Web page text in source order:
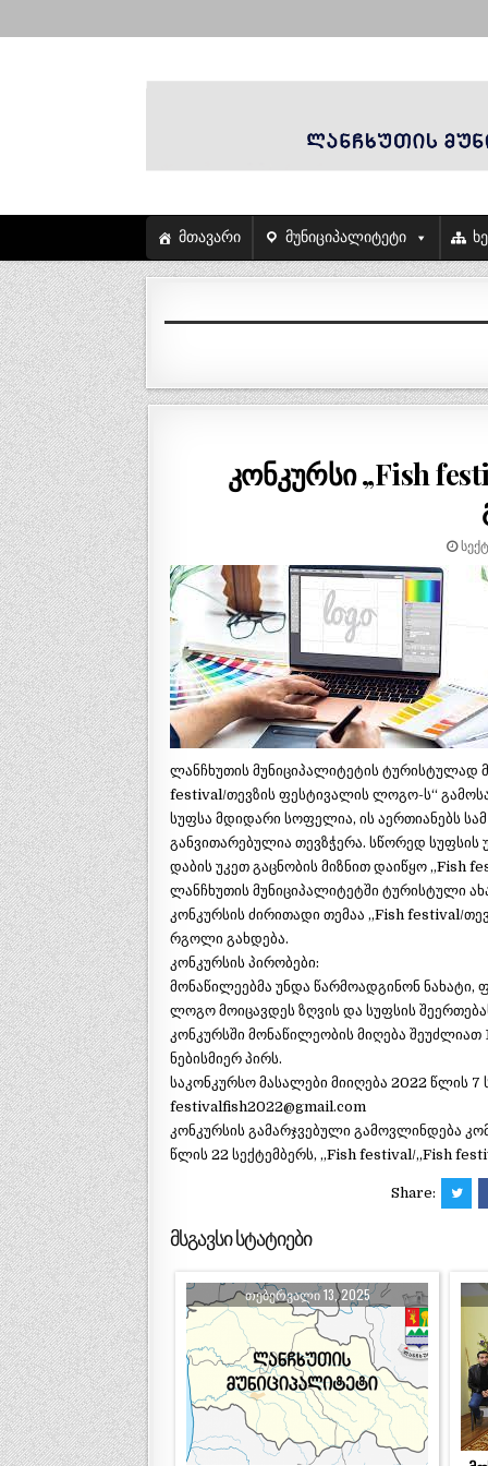
მთავარი მუნიციპალიტეტი
კონკურსი „Fish
ლანჩხუთის მუნიციპალიტეტის ტურისტულად
festival/თევზის ფესტივალის ლოგო-ს“
სუფსა მდიდარი სოფელია, ის აერთიანებს
განვითარებულია თევზჭერა. სწორედ სუფსის
დაბის უკეთ გაცნობის მიზნით დაიწყო „Fish
ლანჩხუთის მუნიციპალიტეტში ტურისტული
კონკურსის ძირითადი თემაა „Fish festival/
რგოლი გახდება.
კონკურსის პირობები:
მონაწილეებმა უნდა წარმოადგინონ
ლოგო მოიცავდეს ზღვის და სუფსის
კონკურსში მონაწილეობის მიღება
ნებისმიერ პირს.
საკონკურსო მასალები მიიღება 2022 წლის
festivalfish2022@gmail.com
კონკურსის გამარჯვებული გამოვლინდება
წლის 22 სექტემბერს, „Fish festival/„Fish
Share:
მსგავსი სტატიები
ᲗᲔᲑᲔᲠᲕᲐᲚᲘ 13, 2025